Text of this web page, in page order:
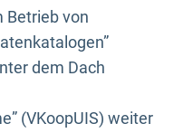
Betrieb von
dem Dach
(VKoopUIS) weiter